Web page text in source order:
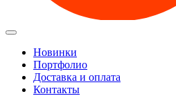
Новинки
Портфолио
Доставка и оплата
Контакты